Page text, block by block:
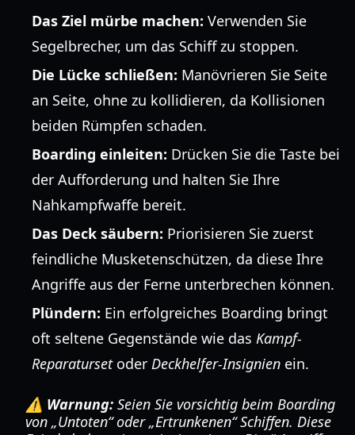
Das Ziel mürbe machen: Verwenden Sie
Segelbrecher, um das Schiff zu stoppen.
Die Lücke schließen: Manövrieren Sie Seite
an Seite, ohne zu kollidieren, da Kollisionen
beiden Rümpfen schaden.
Boarding einleiten: Drücken Sie die Taste bei
der Aufforderung und halten Sie Ihre
Nahkampfwaffe bereit.
Das Deck säubern: Priorisieren Sie zuerst
feindliche Musketenschützen, da diese Ihre
Angriffe aus der Ferne unterbrechen können.
Plündern: Ein erfolgreiches Boarding bringt
oft seltene Gegenstände wie das Kampf-
Reparatursetoder Deckhelfer-Insignien ein.
⚠️ Warnung: Seien Sie vorsichtig beim Boarding
von „Untoten“ oder „Ertrunkenen“ Schiffen. Diese